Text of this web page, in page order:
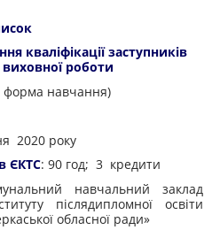
кваліфікації заступників
роботи
форма навчання)
2020 року
ЄКТС: 90 год; 3 кредити
навчальний заклад
післядипломної освіти
обласної ради»